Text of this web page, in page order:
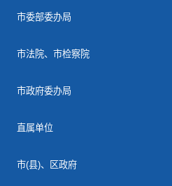
市委部委办局
市法院、市检察院
市政府委办局
直属单位
市(县)、区政府